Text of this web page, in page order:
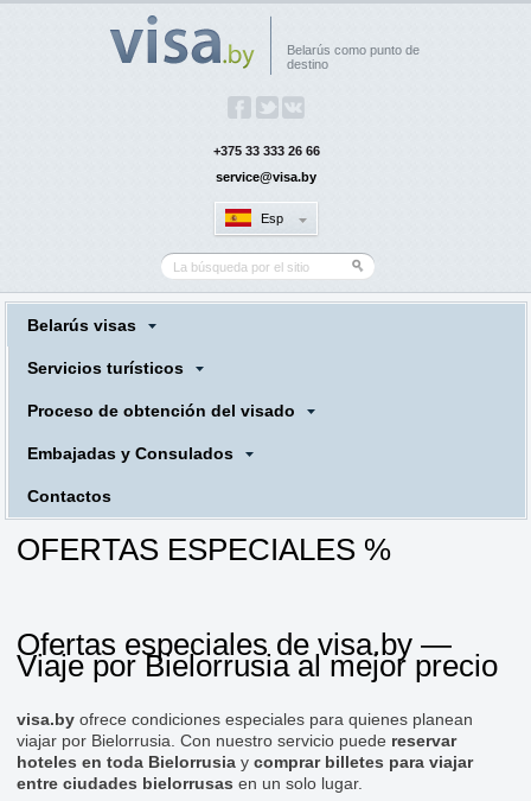
Belarús como punto de
destino
+375 33 333 26 66
service@visa.by
Esp
Belarús visas
Servicios turísticos
Proceso de obtención del visado
Embajadas y Consulados
Contactos
OFERTAS ESPECIALES %
Ofertas especiales de visa.by —
Viaje por Bielorrusia al mejor precio
visa.by ofrece condiciones especiales para quienes planean
viajar por Bielorrusia. Con nuestro servicio puede reservar
hoteles en toda Bielorrusia y comprar billetes para viajar
entre ciudades bielorrusas en un solo lugar.